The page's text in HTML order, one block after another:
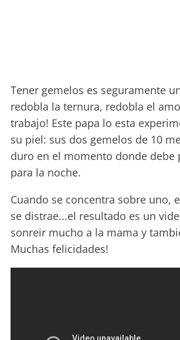
Tener gemelos es seguramente
redobla la ternura, redobla el
trabajo! Este papa lo esta
su piel: sus dos gemelos de 10
duro en el momento donde debe
para la noche.
Cuando se concentra sobre uno,
se distrae...el resultado es un
sonreir mucho a la mama y
Muchas felicidades!